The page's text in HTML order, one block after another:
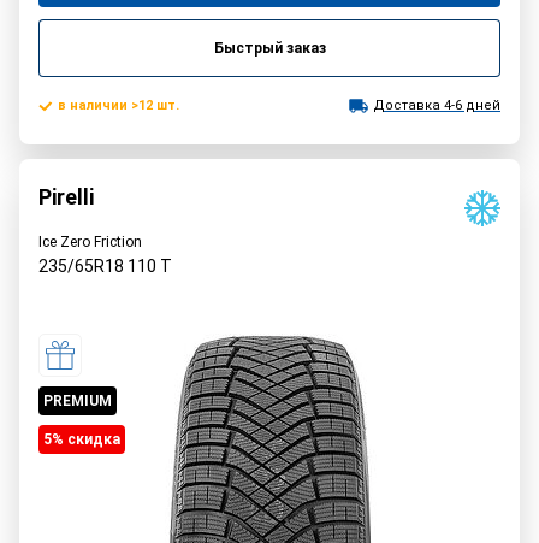
Быстрый заказ
в наличии >12 шт. Доставка 4-6 дней
Pirelli
Ice Zero Friction
235/65R18 110 T
PREMIUM
5% cкидка